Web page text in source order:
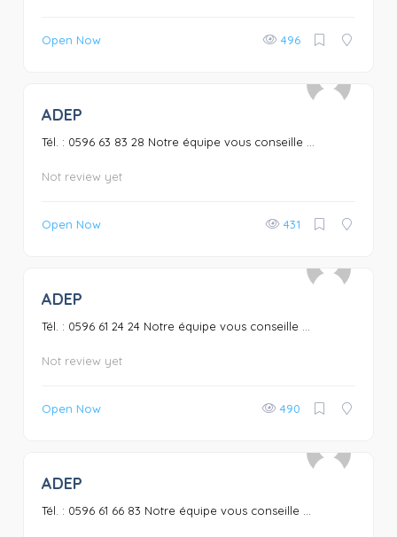
Open Now 496
ADEP
Tél. : 0596 63 83 28 Notre équipe vous conseille ...
Not review yet
Open Now 431
ADEP
Tél. : 0596 61 24 24 Notre équipe vous conseille ...
Not review yet
Open Now 490
ADEP
Tél. : 0596 61 66 83 Notre équipe vous conseille ...